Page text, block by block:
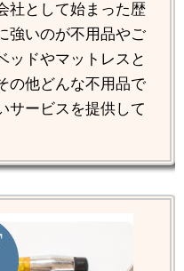
社として始まった歴
強いのが不用品やご
ッドやマットレスと
の他どんな不用品で
サービスを提供して